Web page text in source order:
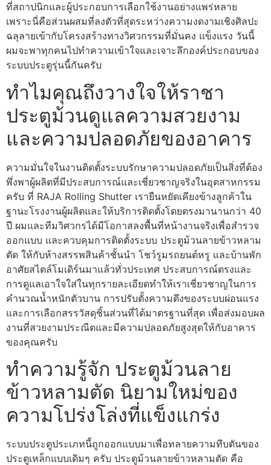
ที่สถาปนิกและผู้ประกอบการเลือกใช้งานอย่างแพร่หลาย
เพราะนี่คือส่วนผสมที่ลงตัวที่สุดระหว่างความงดงามเชิงศิลปะ
ฉลุลายเข้ากับโครงสร้างทางวิศวกรรมที่มั่นคง แข็งแรง วันนี้
ผมจะพาทุกคนไปทำความเข้าใจและเจาะลึกองค์ประกอบของ
ระบบประตูรุ่นนี้กันครับ
ทำไมคุณถึงวางใจให้ราชา
ประตูม้วนดูแลความสวยงาม
และความปลอดภัยของอาคาร
ความมั่นใจในงานติดตั้งระบบรักษาความปลอดภัยเป็นสิ่งที่ต้อง
พึ่งพาผู้ผลิตที่มีประสบการณ์และเชี่ยวชาญจริงในอุตสาหกรรม
ครับ ที่ RAJA Rolling Shutter เรายืนหยัดเคียงข้างลูกค้าใน
ฐานะโรงงานผู้ผลิตและให้บริการติดตั้งโดยตรงมานานกว่า 40
ปี ผมและทีมวิศวกรได้มีโอกาสลงพื้นที่หน้างานจริงเพื่อสำรวจ
ออกแบบ และควบคุมการติดตั้งระบบ ประตูม้วนลายข้าวหลาม
ตัด ให้กับห้างสรรพสินค้าชั้นนำ โชว์รูมรถยนต์หรู และบ้านพัก
อาศัยสไตล์โมเดิร์นมาแล้วทั่วประเทศ ประสบการณ์ตรงและ
การดูแลเอาใจใส่ในทุกรายละเอียดทำให้เราเชี่ยวชาญในการ
คำนวณน้ำหนักตัวบาน การปรับตั้งความตึงของระบบผ่อนแรง
และการเลือกสรรวัสดุชิ้นส่วนที่ได้มาตรฐานที่สุด เพื่อส่งมอบผล
งานที่สวยงามประณีตและมีความปลอดภัยสูงสุดให้กับอาคาร
ของคุณครับ
ทำความรู้จัก ประตูม้วนลาย
ข้าวหลามตัด นิยามใหม่ของ
ความโปร่งโล่งที่แข็งแกร่ง
ระบบประตูประเภทนี้ถูกออกแบบมาเพื่อทลายความทึบตันของ
ประตูเหล็กแบบเดิมๆ ครับ ประตูม้วนลายข้าวหลามตัด คือ